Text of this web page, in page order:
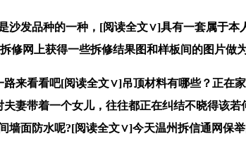
品种的一种，[阅读全文∨]具有一套属于本
修网上获得一些拆修结果图和样板间的图片做
看看吧[阅读全文∨]吊顶材料有哪些？正在
妻带着一个女儿，往往都正在纠结不晓得该
面防水呢?[阅读全文∨]今天温州拆信通网保